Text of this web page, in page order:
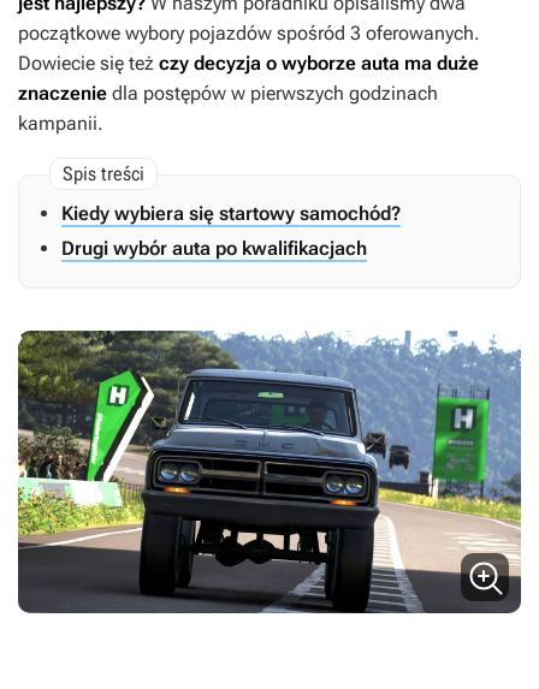
początkowe wybory pojazdów spośród 3 oferowanych.
Dowiecie się też czy decyzja o wyborze auta ma duże
znaczenie dla postępów w pierwszych godzinach
kampanii.
Kiedy wybiera się startowy samochód?
Drugi wybór auta po kwalifikacjach